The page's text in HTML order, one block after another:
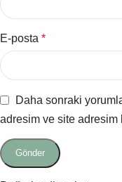
E-posta *
Daha sonraki
adresim ve site adresim